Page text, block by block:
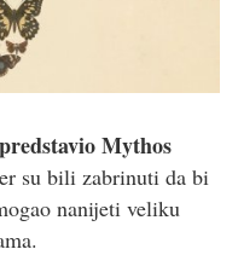
Mythos
su bili zabrinuti da bi
nanijeti veliku